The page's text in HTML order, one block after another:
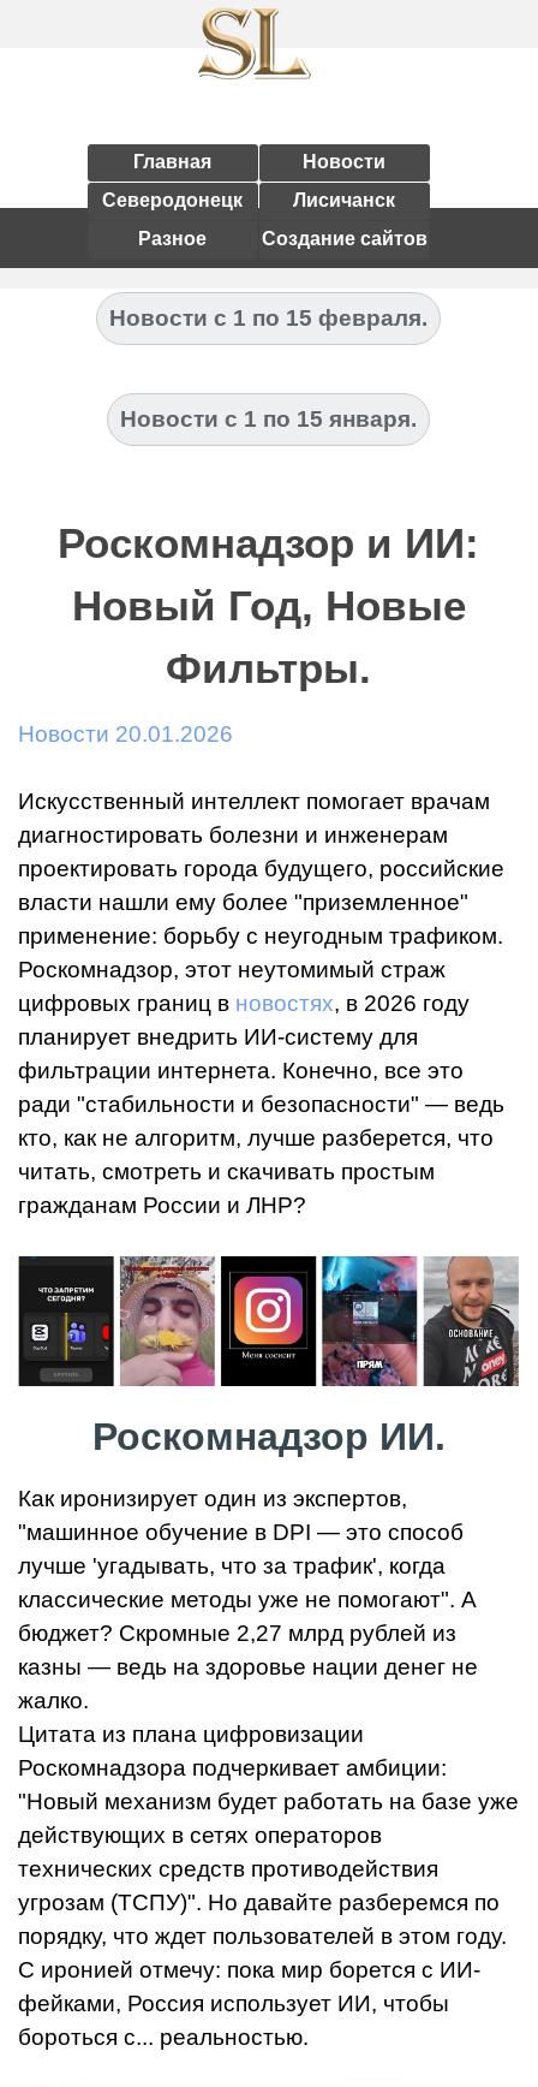
Главная
Новости
Северодонецк
Лисичанск
Разное
Создание сайтов
Новости с 1 по 15 февраля.
Новости с 1 по 15 января.
Роскомнадзор и ИИ:
Новый Год, Новые
Фильтры.
Новости 20.01.2026
Искусственный интеллект помогает врачам
диагностировать болезни и инженерам
проектировать города будущего, российские
власти нашли ему более "приземленное"
применение: борьбу с неугодным трафиком.
Роскомнадзор, этот неутомимый страж
цифровых границ в новостях, в 2026 году
планирует внедрить ИИ-систему для
фильтрации интернета. Конечно, все это
ради "стабильности и безопасности" — ведь
кто, как не алгоритм, лучше разберется, что
читать, смотреть и скачивать простым
гражданам России и ЛНР?
Роскомнадзор ИИ.
Как иронизирует один из экспертов,
"машинное обучение в DPI — это способ
лучше 'угадывать, что за трафик', когда
классические методы уже не помогают". А
бюджет? Скромные 2,27 млрд рублей из
казны — ведь на здоровье нации денег не
жалко.
Цитата из плана цифровизации
Роскомнадзора подчеркивает амбиции:
"Новый механизм будет работать на базе уже
действующих в сетях операторов
технических средств противодействия
угрозам (ТСПУ)". Но давайте разберемся по
порядку, что ждет пользователей в этом году.
С иронией отмечу: пока мир борется с ИИ-
фейками, Россия использует ИИ, чтобы
бороться с... реальностью.